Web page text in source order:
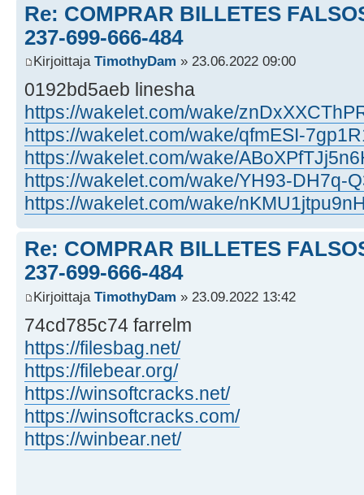
Re: COMPRAR BILLETES
237-699-666-484
Kirjoittaja TimothyDam » 23.06.2022 09:00
0192bd5aeb linesha
https://wakelet.com/wake/
https://wakelet.com/wake/qfmESI-
https://wakelet.com/wake/
https://wakelet.com/wake/YH93-DH7q-
https://wakelet.com/wake/
Re: COMPRAR BILLETES
237-699-666-484
Kirjoittaja TimothyDam » 23.09.2022 13:42
74cd785c74 farrelm
https://filesbag.net/
https://filebear.org/
https://winsoftcracks.net/
https://winsoftcracks.com/
https://winbear.net/